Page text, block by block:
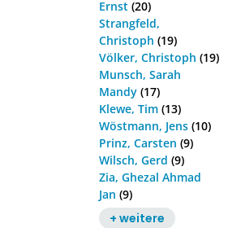
Ernst (20)
Strangfeld,
Christoph (19)
Völker, Christoph (19)
Munsch, Sarah
Mandy (17)
Klewe, Tim (13)
Wöstmann, Jens (10)
Prinz, Carsten (9)
Wilsch, Gerd (9)
Zia, Ghezal Ahmad
Jan (9)
+ weitere